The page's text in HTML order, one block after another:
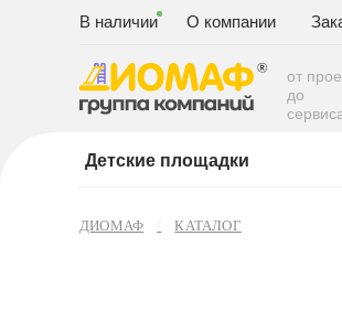
О компании
В наличии
от
до
Детские площадки
ДИОМАФ КАТАЛОГ